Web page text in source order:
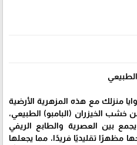
منزلك مع هذه المزهرية الأرضية
خشب الخيزران (البامبو) الطبيعي،
بين العصرية والطابع الريفي
مظهرًا تقليديًا فريدًا، مما يجعلها